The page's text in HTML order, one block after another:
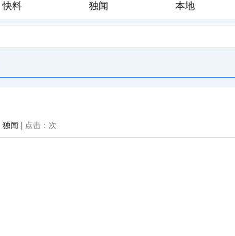
快料 独闻 本地
独闻 | 点击： 次